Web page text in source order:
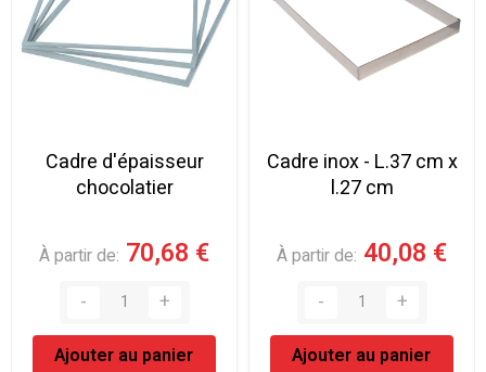
Cadre d'épaisseur
chocolatier
À partir de 70,68 €
Ajouter au panier
Cadre inox - L.37 cm x
l.27 cm
À partir de 40,08 €
Ajouter au panier